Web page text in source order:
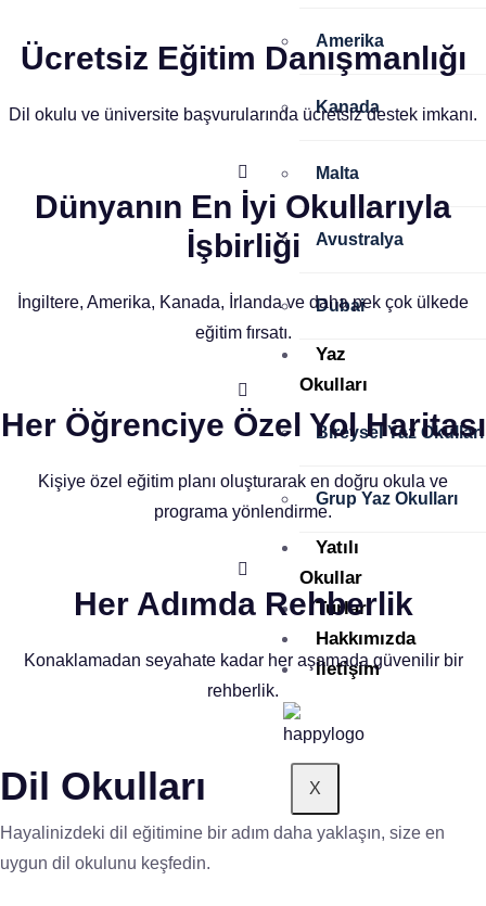
Amerika
Kanada
Malta
Avustralya
Dubai
Yaz
Okulları
Bireysel Yaz Okulları
Grup Yaz Okulları
Yatılı
Okullar
Turlar
Hakkımızda
İletişim
X
Ücretsiz Eğitim Danışmanlığı
Dil okulu ve üniversite başvurularında ücretsiz destek imkanı.
Dünyanın En İyi Okullarıyla
İşbirliği
İngiltere, Amerika, Kanada, İrlanda ve daha pek çok ülkede
eğitim fırsatı.
Her Öğrenciye Özel Yol Haritası
Kişiye özel eğitim planı oluşturarak en doğru okula ve
programa yönlendirme.
Her Adımda Rehberlik
Konaklamadan seyahate kadar her aşamada güvenilir bir
rehberlik.
Dil Okulları
Hayalinizdeki dil eğitimine bir adım daha yaklaşın, size en
uygun dil okulunu keşfedin.